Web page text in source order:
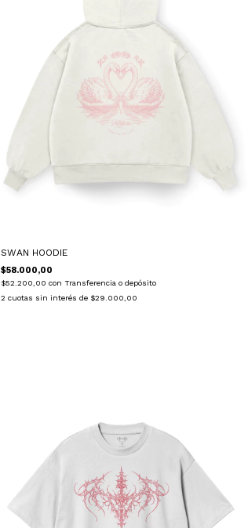
SWAN HOODIE
$58.000,00
$52.200,00con Transferencia o depósito
2 cuotas sin interés de $29.000,00